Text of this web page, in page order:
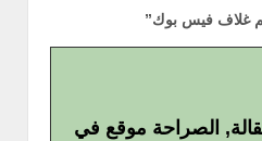
غلاف فيس بوك”
الصراحة موقع في